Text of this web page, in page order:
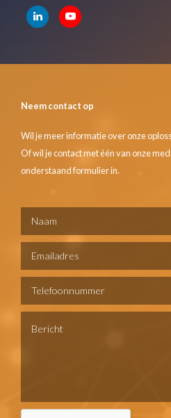
Neem contact op
Wil je meer informatie over onze
Of wil je contact met één van onze
onderstaand formulier in.